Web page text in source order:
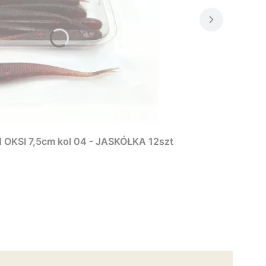
OKSI 7,5cm kol 04 - JASKÓŁKA 12szt